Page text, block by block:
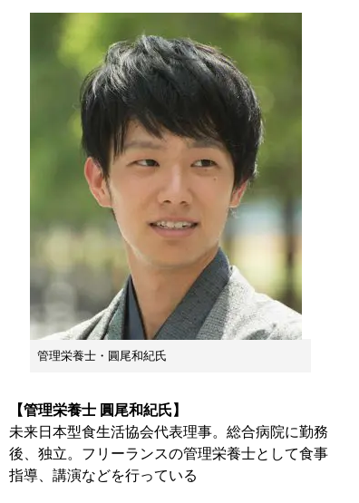
管理栄養士・圓尾和紀氏
【管理栄養士 圓尾和紀氏】
未来日本型食生活協会代表理事。総合病院に勤務
後、独立。フリーランスの管理栄養士として食事
指導、講演などを行っている